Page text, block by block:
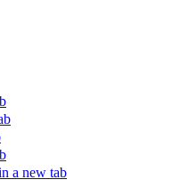
a new tab